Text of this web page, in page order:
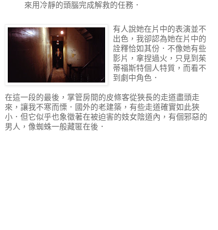
來用冷靜的頭腦完成解救的任務．
有人說她在片中的表演並不
出色，我卻認為她在片中的
詮釋恰如其份．不像她有些
影片，拿捏過火，只見到茱
蒂福斯特個人特質，而看不
到劇中角色．
在這一段的最後，掌管房間的皮條客從狹長的走道盡頭走
來，讓我不寒而慄．國外的老建築，有些走道確實如此狹
小．但它似乎也象徵著在被迫害的妓女陰道內，有個邪惡的
男人，像蜘蛛一般藏匿在後．